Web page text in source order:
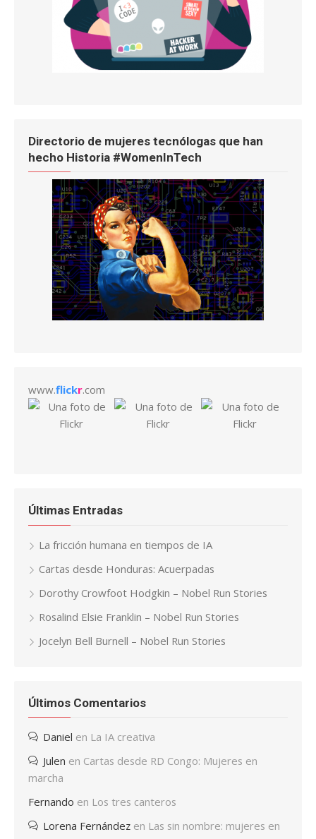
Directorio de mujeres tecnólogas que han
hecho Historia #WomenInTech
www.flickr.com
Últimas Entradas
La fricción humana en tiempos de IA
Cartas desde Honduras: Acuerpadas
Dorothy Crowfoot Hodgkin – Nobel Run Stories
Rosalind Elsie Franklin – Nobel Run Stories
Jocelyn Bell Burnell – Nobel Run Stories
Últimos Comentarios
Daniel en La IA creativa
Julen en Cartas desde RD Congo: Mujeres en
marcha
Fernando en Los tres canteros
Lorena Fernández en Las sin nombre: mujeres en